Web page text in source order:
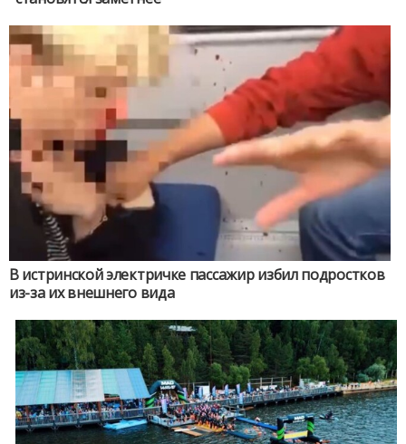
В истринской электричке пассажир избил подростков
из-за их внешнего вида